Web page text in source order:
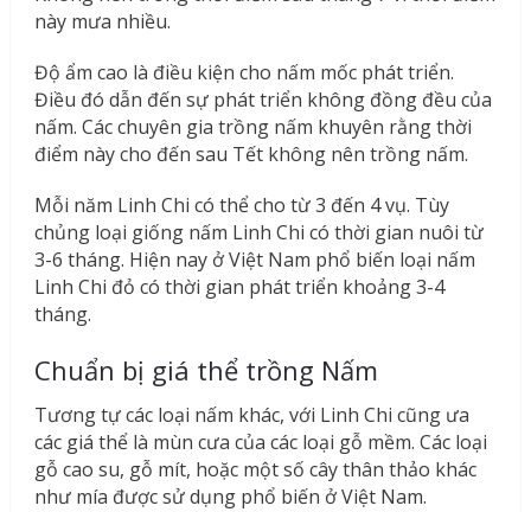
này mưa nhiều.
Độ ẩm cao là điều kiện cho nấm mốc phát triển.
Điều đó dẫn đến sự phát triển không đồng đều của
nấm. Các chuyên gia trồng nấm khuyên rằng thời
điểm này cho đến sau Tết không nên trồng nấm.
Mỗi năm Linh Chi có thể cho từ 3 đến 4 vụ. Tùy
chủng loại giống nấm Linh Chi có thời gian nuôi từ
3-6 tháng. Hiện nay ở Việt Nam phổ biến loại nấm
Linh Chi đỏ có thời gian phát triển khoảng 3-4
tháng.
Chuẩn bị giá thể trồng Nấm
Tương tự các loại nấm khác, với Linh Chi cũng ưa
các giá thể là mùn cưa của các loại gỗ mềm. Các loại
gỗ cao su, gỗ mít, hoặc một số cây thân thảo khác
như mía được sử dụng phổ biến ở Việt Nam.